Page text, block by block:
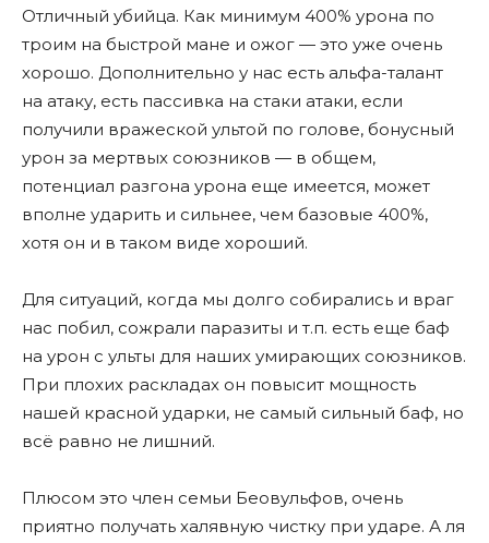
Отличный убийца. Как минимум 400% урона по
троим на быстрой мане и ожог — это уже очень
хорошо. Дополнительно у нас есть альфа-талант
на атаку, есть пассивка на стаки атаки, если
получили вражеской ультой по голове, бонусный
урон за мертвых союзников — в общем,
потенциал разгона урона еще имеется, может
вполне ударить и сильнее, чем базовые 400%,
хотя он и в таком виде хороший.
Для ситуаций, когда мы долго собирались и враг
нас побил, сожрали паразиты и т.п. есть еще баф
на урон с ульты для наших умирающих союзников.
При плохих раскладах он повысит мощность
нашей красной ударки, не самый сильный баф, но
всë равно не лишний.
Плюсом это член семьи Беовульфов, очень
приятно получать халявную чистку при ударе. А ля